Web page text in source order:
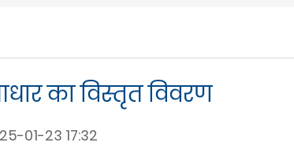
का विस्तृत विवरण
01-23 17:32